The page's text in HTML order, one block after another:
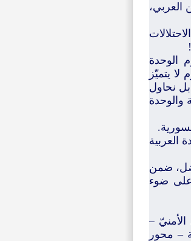
العربي،
الوحدة
لا يتميّز
نحاول
والوحدة
العربية
ضمن
على ضوء
الأمنيّ –
– محور